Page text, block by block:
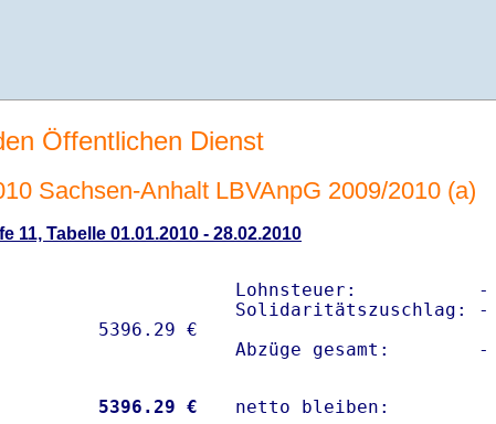
Öffentlichen Dienst
Sachsen-Anhalt LBVAnpG 2009/2010 (a)
11, Tabelle 01.01.2010 - 28.02.2010
Lohnsteuer:           -
Solidaritätszuschlag:
Abzüge gesamt:        -
5396.29 € netto bleiben: